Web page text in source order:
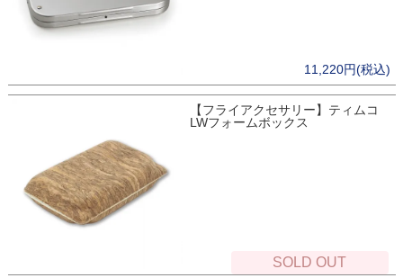
11,220円(税込)
【フライアクセサリー】ティムコ
LWフォームボックス
SOLD OUT